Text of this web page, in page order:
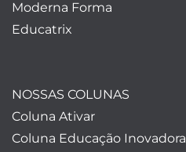
Moderna Forma
Educatrix
NOSSAS COLUNAS
Coluna Ativar
Coluna Educação Inovadora